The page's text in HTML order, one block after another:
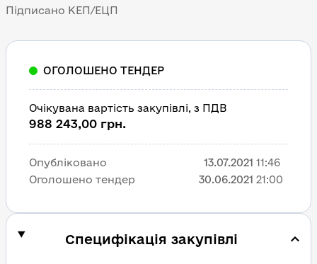
Підписано КЕП/ЕЦП
Специфікація закупівлі
ОГОЛОШЕНО ТЕНДЕР
Очікувана вартість закупівлі, з ПДВ
988 243,00 грн.
Опубліковано 13.07.2021 11:46
Оголошено тендер
30.06.2021 21:00